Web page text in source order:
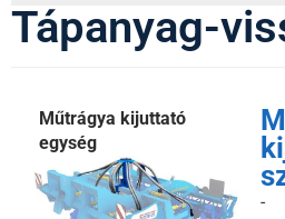
Tápanyag-
Műtrágya kijuttató
egység
-